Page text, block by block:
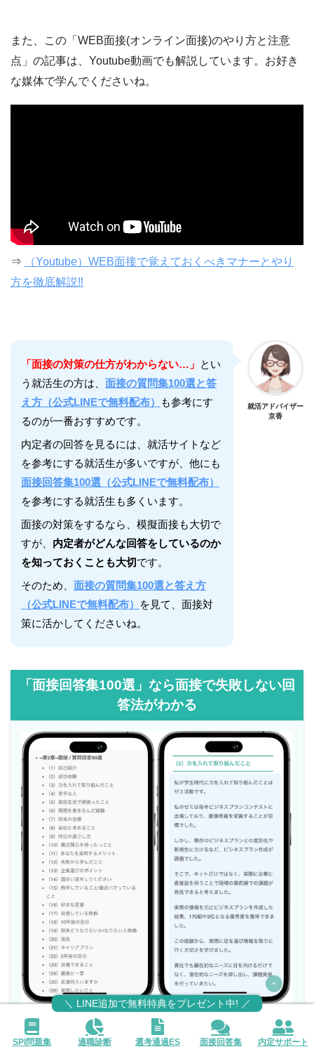
また、この「WEB面接(オンライン面接)のやり方と注意
点」の記事は、Youtube動画でも解説しています。お好き
な媒体で学んでくださいね。
⇒
（Youtube）WEB面接で覚えておくべきマナーとやり
方を徹底解説‼︎
「面接の対策の仕方がわからない…」 とい
う就活生の方は、 面接の質問集100選と答
え方（公式LINEで無料配布）
も参考にす
るのが一番おすすめです。
内定者の回答を見るには、就活サイトなど
を参考にする就活生が多いですが、他にも
面接回答集100選（公式LINEで無料配布）
を参考にする就活生も多くいます。
面接の対策をするなら、模擬面接も大切で
すが、 内定者がどんな回答をしているのか
を知っておくことも大切です。
そのため、 面接の質問集100選と答え方
（公式LINEで無料配布）
を見て、面接対
策に活かしてくださいね。
就活アドバイザー
京香
「面接回答集100選」なら面接で失敗しない回
答法がわかる
面接頻出質問と回答が無料で見れる
面接で失敗しない回答の仕方がわかる
SPI問題集 適職診断 選考通過ES 面接回答集 内定サポート
＼ LINE追加で無料特典をプレゼント中! ／